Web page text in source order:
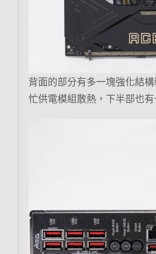
背面的部分有多一塊強化結
忙供電模組散熱，下半部也有